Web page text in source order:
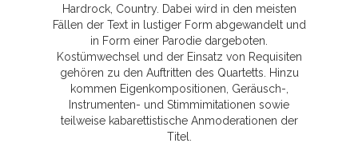
Hardrock, Country. Dabei wird in den meisten
Fällen der Text in lustiger Form abgewandelt und
in Form einer Parodie dargeboten.
Kostümwechsel und der Einsatz von Requisiten
gehören zu den Auftritten des Quartetts. Hinzu
kommen Eigenkompositionen, Geräusch-,
Instrumenten- und Stimmimitationen sowie
teilweise kabarettistische Anmoderationen der
Titel.